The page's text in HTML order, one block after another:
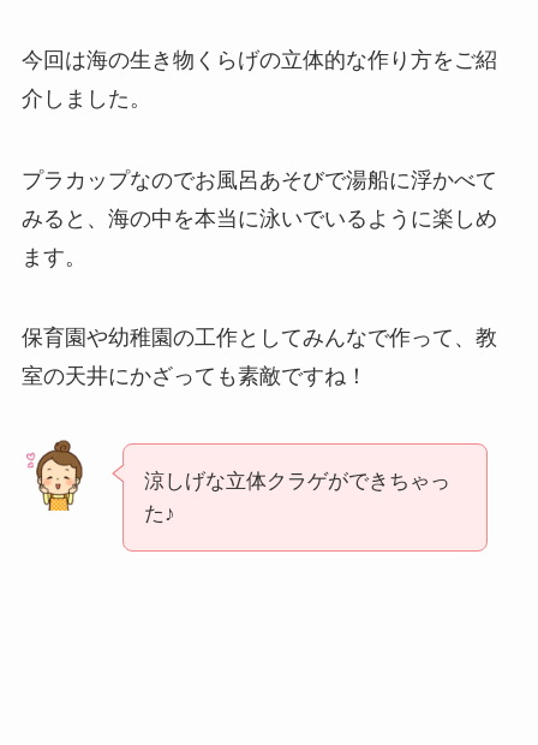
今回は海の生き物くらげの立体的な作り方をご紹
介しました。
プラカップなのでお風呂あそびで湯船に浮かべて
みると、海の中を本当に泳いでいるように楽しめ
ます。
保育園や幼稚園の工作としてみんなで作って、教
室の天井にかざっても素敵ですね！
涼しげな立体クラゲができちゃっ
た♪